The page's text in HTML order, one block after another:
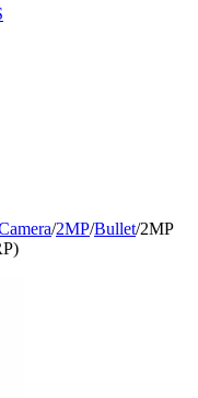
/2MP/Bullet/2MP